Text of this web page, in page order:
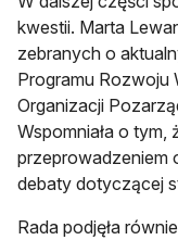
kwestii. Marta
zebranych o
Programu Rozwoju
Organizacji
Wspomniała o tym,
przeprowadzeniem
debaty dotyczącej
Rada podjęła